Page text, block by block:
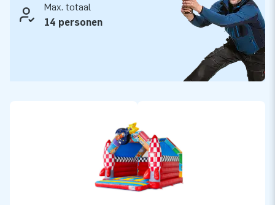
Als Europees marktleider op het gebied van het ontwerp en
de productie van inflatables, waaronder springkastelen,
stormbanen en meer, staat JB Inflatables garant voor
topkwaliteit en service. Kies voor een springkasteel van JB
en verzeker jezelf van een onvergetelijke ervaring.
Max. totaal
14 personen